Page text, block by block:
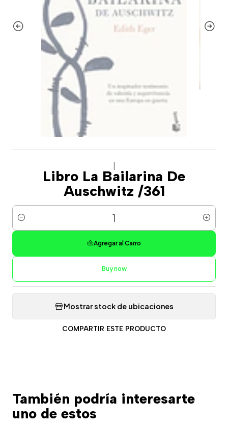
Libro La Bailarina De
Auschwitz /361
Cantidad
Agregar al Carro
Buy now
Mostrar stock de ubicaciones
COMPARTIR ESTE PRODUCTO
También podría interesarte
uno de estos